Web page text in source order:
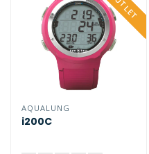
AQUALUNG
i200C